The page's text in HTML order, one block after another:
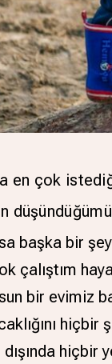
en çok
başka bir
çalıştım
bir evimiz
hiçbir
hiçbir